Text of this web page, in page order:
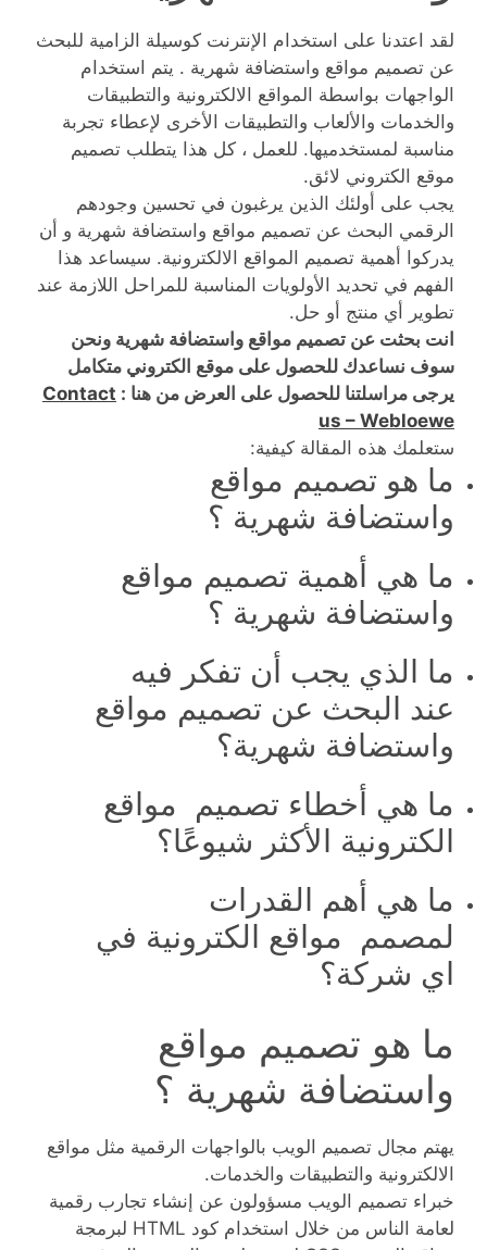
لقد اعتدنا على استخدام الإنترنت كوسيلة الزامية للبحث
عن تصميم مواقع واستضافة شهرية . يتم استخدام
الواجهات بواسطة المواقع الالكترونية والتطبيقات
والخدمات والألعاب والتطبيقات الأخرى لإعطاء تجربة
مناسبة لمستخدميها. للعمل ، كل هذا يتطلب تصميم
موقع الكتروني لائق.
يجب على أولئك الذين يرغبون في تحسين وجودهم
الرقمي البحث عن تصميم مواقع واستضافة شهرية و أن
يدركوا أهمية تصميم المواقع الالكترونية. سيساعد هذا
الفهم في تحديد الأولويات المناسبة للمراحل اللازمة عند
تطوير أي منتج أو حل.
انت بحثت عن تصميم مواقع واستضافة شهرية ونحن
سوف نساعدك للحصول على موقع الكتروني متكامل
يرجى مراسلتنا للحصول على العرض من هنا : Contact
us – Webloewe
ستعلمك هذه المقالة كيفية:
ما هو تصميم مواقع
واستضافة شهرية ؟
ما هي أهمية تصميم مواقع
واستضافة شهرية ؟
ما الذي يجب أن تفكر فيه
عند البحث عن تصميم مواقع
واستضافة شهرية؟
ما هي أخطاء تصميم مواقع
الكترونية الأكثر شيوعًا؟
ما هي أهم القدرات
لمصمم مواقع الكترونية في
اي شركة؟
ما هو تصميم مواقع
واستضافة شهرية ؟
يهتم مجال تصميم الويب بالواجهات الرقمية مثل مواقع
الالكترونية والتطبيقات والخدمات.
خبراء تصميم الويب مسؤولون عن إنشاء تجارب رقمية
لعامة الناس من خلال استخدام كود HTML لبرمجة